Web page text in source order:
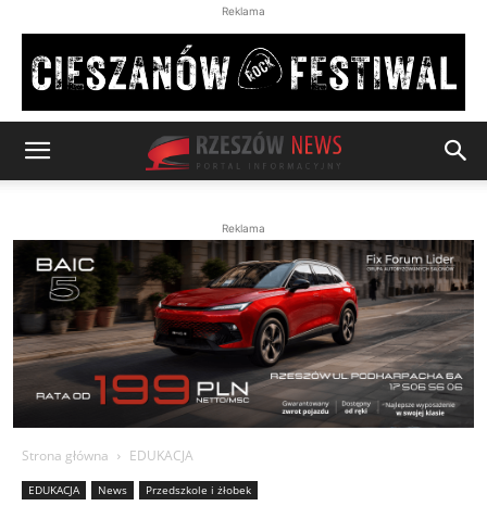
Reklama
Reklama
Strona główna EDUKACJA
EDUKACJA News Przedszkole i żłobek